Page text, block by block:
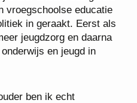
vroegschoolse educatie
in geraakt. Eerst als
jeugdzorg en daarna
en jeugd in
ben ik echt